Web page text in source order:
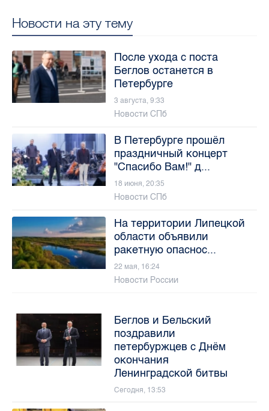
Новости на эту тему
После ухода с поста
Беглов останется в
Петербурге
3 августа, 9:33
Новости СПб
В Петербурге прошёл
праздничный концерт
"Спасибо Вам!" д...
18 июня, 20:35
Новости СПб
На территории Липецкой
области объявили
ракетную опаснос...
22 мая, 16:24
Новости России
Беглов и Бельский
поздравили
петербуржцев с Днём
окончания
Ленинградской битвы
Сегодня, 13:53